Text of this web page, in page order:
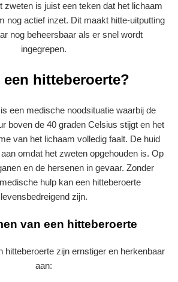
zweten is juist een teken dat het lichaam
nog actief inzet. Dit maakt hitte-uitputting
nog beheersbaar als er snel wordt
ingegrepen.
een hitteberoerte?
een medische noodsituatie waarbij de
boven de 40 graden Celsius stijgt en het
van het lichaam volledig faalt. De huid
omdat het zweten opgehouden is. Op
en de hersenen in gevaar. Zonder
hulp kan een hitteberoerte
levensbedreigend zijn.
van een hitteberoerte
hitteberoerte zijn ernstiger en herkenbaar
aan: